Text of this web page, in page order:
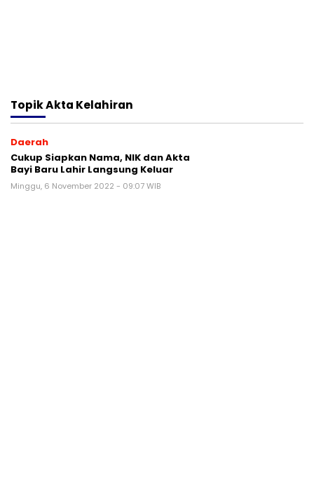
TopikAkta Kelahiran
Daerah
Cukup Siapkan Nama, NIK dan Akta
Bayi Baru Lahir Langsung Keluar
Minggu, 6 November 2022 - 09:07 WIB